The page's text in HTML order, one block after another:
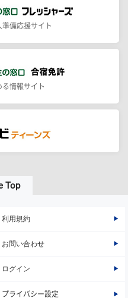
備応援サイト
情報サイト
Top
利用規約
お問い合わせ
ログイン
プライバシー設定